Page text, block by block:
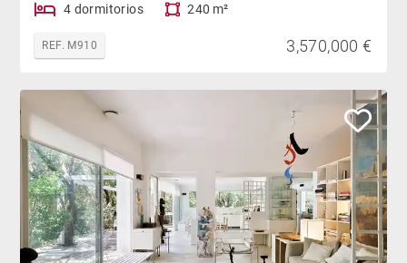
4 dormitorios 240 m²
REF. M910 3,570,000 €